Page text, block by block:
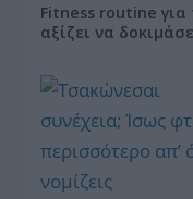
Fitness routine για
αξίζει να